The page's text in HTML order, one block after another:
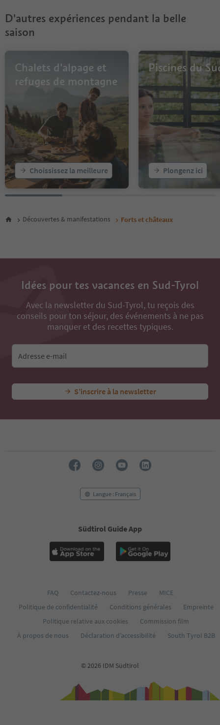
D'autres expériences pendant la belle
saison
Chalets d'alpage et
refuges de montagne
Choississez la meilleure
Piscines du
Plongenz ici
Découvertes & manifestations Forts et châteaux
Idées pour tes vacances en Sud-Tyrol
Avec la newsletter du Sud-Tyrol, tu reçois des
conseils pour ton séjour, des événements à ne pas
manquer et des recettes typiques.
Adresse e-mail
S’inscrire à la newsletter
Langue : Français
Südtirol Guide App
FAQ Contactez-nous Presse
MICE
Politique de confidentialité
Conditions générales
Empreinte
Politique relative aux cookies
Commission film
À propos de nous
Déclaration d’accessibilité South Tyrol B2B
© 2026 IDM Südtirol